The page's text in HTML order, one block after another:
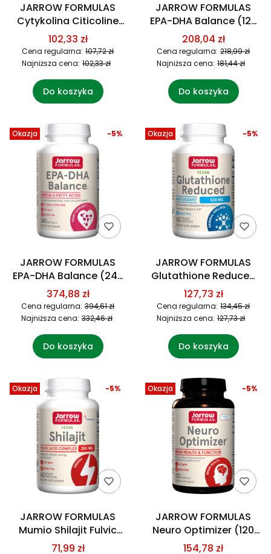
JARROW FORMULAS
Cytykolina Citicoline
CDP Choline (60 kaps.)
102,33 zł
Cena regularna: 107,72 zł
Najniższa cena: 102,33 zł
Do koszyka
JARROW FORMULAS
EPA-DHA Balance (120
kaps.)
208,04 zł
Cena regularna: 218,99 zł
Najniższa cena: 181,44 zł
Do koszyka
Okazja
JARROW FORMULAS
EPA-DHA Balance (240
kaps.)
374,88 zł
Cena regularna: 394,61 zł
-5%
Najniższa cena: 332,46 zł
Do koszyka
Okazja
JARROW FORMULAS
Glutathione Reduced
(60 kaps.)
127,73 zł
Cena regularna: 134,45 zł
-5%
Najniższa cena: 127,73 zł
Do koszyka
Okazja
JARROW FORMULAS
Mumio Shilajit Fulvic
Acid Complex (60
71,99 zł
-5% Okazja
JARROW FORMULAS
Neuro Optimizer (120
kaps.)
154,78 zł
-5%